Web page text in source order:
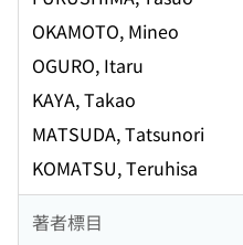
OKAMOTO, Mineo
OGURO, Itaru
KAYA, Takao
MATSUDA, Tatsunori
KOMATSU, Teruhisa
著者標目